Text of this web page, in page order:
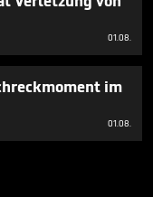
01.08.
im
01.08.